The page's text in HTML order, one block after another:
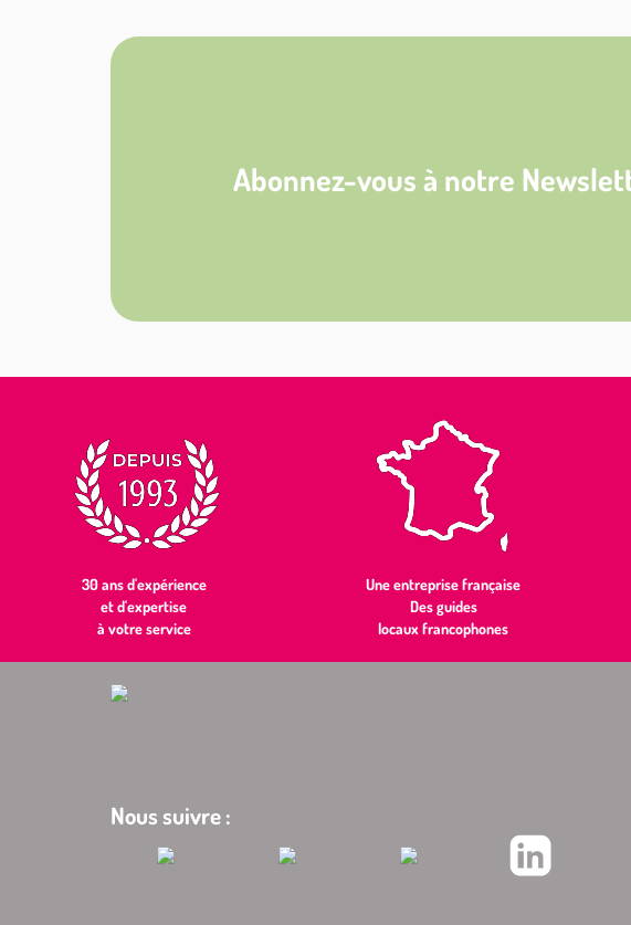
Abonnez-vous à notre
30 ans d'expérience
et d'expertise
à votre service
Une entreprise française
Des guides
locaux francophones
Nous suivre :